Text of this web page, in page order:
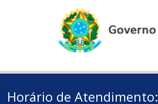
Horário de Atendimento: